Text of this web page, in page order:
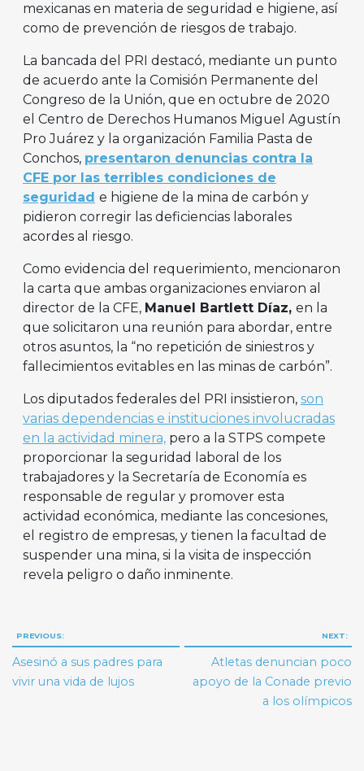
mexicanas en materia de seguridad e higiene, así
como de prevención de riesgos de trabajo.
La bancada del PRI destacó, mediante un punto
de acuerdo ante la Comisión Permanente del
Congreso de la Unión, que en octubre de 2020
el Centro de Derechos Humanos Miguel Agustín
Pro Juárez y la organización Familia Pasta de
Conchos, presentaron denuncias contra la
CFE por las terribles condiciones de
seguridad e higiene de la mina de carbón y
pidieron corregir las deficiencias laborales
acordes al riesgo.
Como evidencia del requerimiento, mencionaron
la carta que ambas organizaciones enviaron al
director de la CFE, Manuel Bartlett Díaz, en la
que solicitaron una reunión para abordar, entre
otros asuntos, la “no repetición de siniestros y
fallecimientos evitables en las minas de carbón”.
Los diputados federales del PRI insistieron, son
varias dependencias e instituciones involucradas
en la actividad minera, pero a la STPS compete
proporcionar la seguridad laboral de los
trabajadores y la Secretaría de Economía es
responsable de regular y promover esta
actividad económica, mediante las concesiones,
el registro de empresas, y tienen la facultad de
suspender una mina, si la visita de inspección
revela peligro o daño inminente.
Navegación
de
entradas
PREVIOUS:
Asesinó a sus padres para
vivir una vida de lujos
NEXT:
Atletas denuncian poco
apoyo de la Conade previo
a los olímpicos